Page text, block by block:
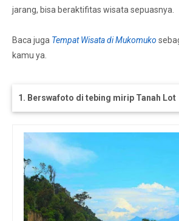
jarang, bisa beraktifitas wisata sepuasnya.
Baca juga Tempat Wisata di Mukomuko
kamu ya.
1. Berswafoto di tebing mirip Tanah Lot